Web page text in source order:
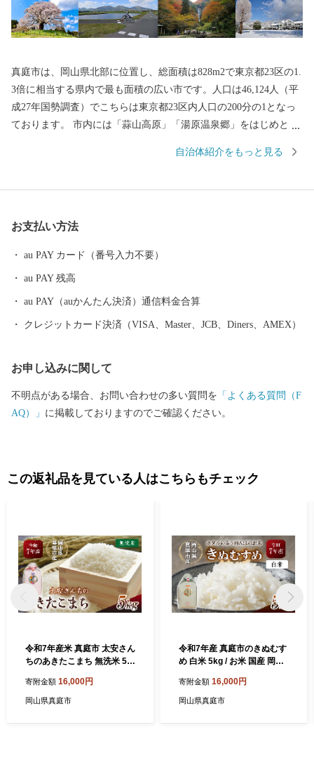
真庭市は、岡山県北部に位置し、総面積は828m2で東京都23区の1.
3倍に相当する県内で最も面積の広い市です。人口は46,124人（平
成27年国勢調査）でこちらは東京都23区内人口の200分の1となっ
ております。 市内には「蒜山高原」「湯原温泉郷」をはじめとす
いった豊富な歴史遺産や観光資源があり多くの観光客で賑わって
現に取り組んでいます。2018年には地方公共団体による持続可能
自治体紹介をもっと見る
お支払い方法
au PAY カード（番号入力不要）
au PAY 残高
au PAY（auかんたん決済）通信料金合算
クレジットカード決済（VISA、Master、JCB、Diners、AMEX）
お申し込みに関して
不明点がある場合、お問い合わせの多い質問を 「よくある質問（F
AQ）」 に掲載しておりますのでご確認ください。
この返礼品を見ている人はこちらもチェック
令和7年産米 真庭市 太安さん
ちのあきたこまち 無洗米 5k
2025年産 【tkns016-01-ch
o】
寄附金額 16,000円
岡山県真庭市
令和7年産 真庭市のきぬむす
め 白米 5kg / お米 国産 岡山
ド 2025年産 【tkns005-01-c
ho】
寄附金額 16,000円
岡山県真庭市